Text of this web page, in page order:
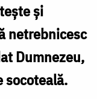
și
netrebnicesc
Dumnezeu,
socoteală.